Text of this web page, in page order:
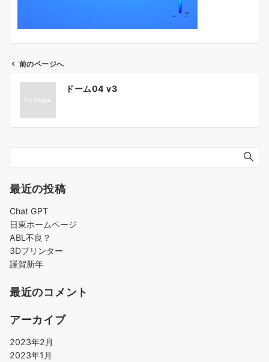
シ
ョ
前のページへ
ドーム04 v3
最近の投稿
Chat GPT
日東ホームページ
ABL不良？
3Dプリンター
謹賀新年
最近のコメント
アーカイブ
2023年2月
2023年1月